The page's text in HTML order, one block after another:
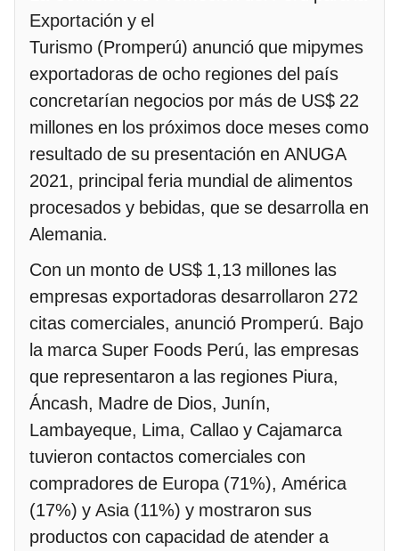
Exportación y el
Turismo (Promperú) anunció que mipymes
exportadoras de ocho regiones del país
concretarían negocios por más de US$ 22
millones en los próximos doce meses como
resultado de su presentación en ANUGA
2021, principal feria mundial de alimentos
procesados y bebidas, que se desarrolla en
Alemania.
Con un monto de US$ 1,13 millones las
empresas exportadoras desarrollaron 272
citas comerciales, anunció Promperú. Bajo
la marca Super Foods Perú, las empresas
que representaron a las regiones Piura,
Áncash, Madre de Dios, Junín,
Lambayeque, Lima, Callao y Cajamarca
tuvieron contactos comerciales con
compradores de Europa (71%), América
(17%) y Asia (11%) y mostraron sus
productos con capacidad de atender a